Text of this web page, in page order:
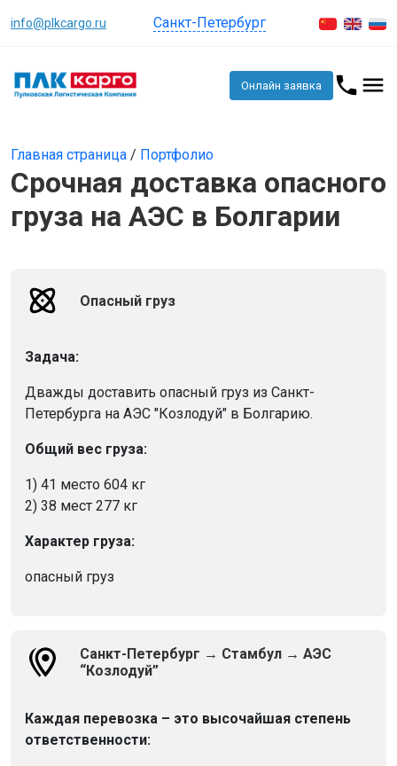
info@plkcargo.ru Санкт-Петербург
Онлайн заявка
Главная страница / Портфолио
Срочная доставка опасного
груза на АЭС в Болгарии
Опасный груз
Задача:
Дважды доставить опасный груз из Санкт-
Петербурга на АЭС "Козлодуй" в Болгарию.
Общий вес груза:
1) 41 место 604 кг
2) 38 мест 277 кг
Характер груза:
опасный груз
Санкт-Петербург → Стамбул → АЭС
“Козлодуй”
Каждая перевозка – это высочайшая степень
ответственности: